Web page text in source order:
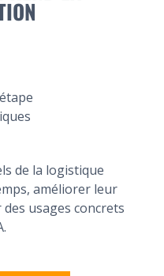
de la logistique
améliorer leur
usages concrets